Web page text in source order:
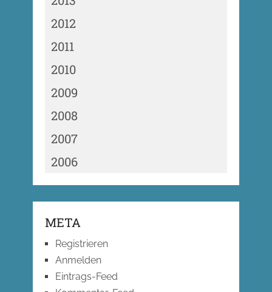
2012
2011
2010
2009
2008
2007
2006
META
Registrieren
Anmelden
Eintrags-Feed